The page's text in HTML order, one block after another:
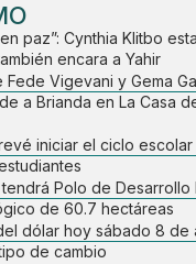
paz”: Cynthia Klitbo
encara a Yahir
Fede Vigevani y Gema
a Brianda en La Casa
iniciar el ciclo
Polo de Desarrollo
de 60.7 hectáreas
dólar hoy sábado 8 de
de cambio